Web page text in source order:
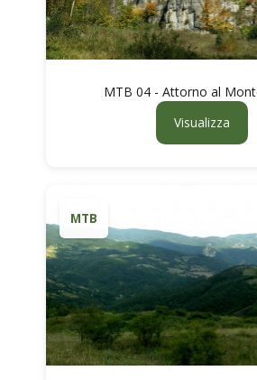
MTB 04 - Attorno al
Visualizza
MTB